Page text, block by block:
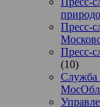
Пресс-
Пресс-
(10)
Служба